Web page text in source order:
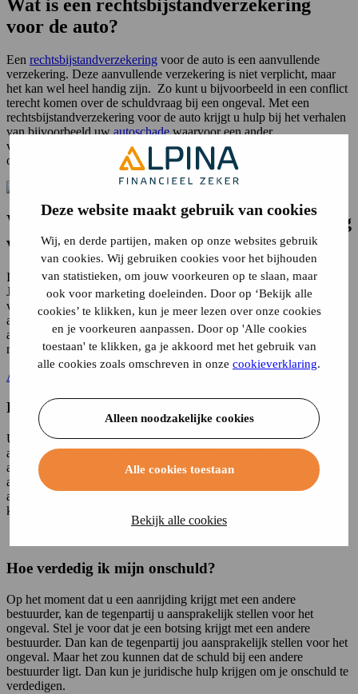
Deze website maakt gebruik van cookies
Wij, en derde partijen, maken op onze websites gebruik
van cookies. Wij gebruiken cookies voor het bijhouden
van statistieken, om jouw voorkeuren op te slaan, maar
ook voor marketing doeleinden. Door op ‘Bekijk alle
cookies’ te klikken, kun je meer lezen over onze cookies
en je voorkeuren aanpassen. Door op 'Alle cookies
toestaan' te klikken, ga je akkoord met het gebruik van
alle cookies zoals omschreven in onze cookieverklaring.
Alleen noodzakelijke cookies
Alle cookies toestaan
Bekijk alle cookies
Wat is een rechtsbijstandverzekering
voor de auto?
Een rechtsbijstandverzekering voor de auto is een aanvullende
verzekering. Deze aanvullende verzekering is niet verplicht, maar
het kan wel heel handig zijn. Zo kunt u bijvoorbeeld in een conflict
terecht komen over de schuldvraag bij een ongeval. Met een
rechtsbijstandverzekering voor de auto krijgt u hulp bij het verhalen
van bijvoorbeeld uwautoschadewaarvoor een ander
verantwoordelijk is. Daarbij dekt de rechtsbijstand autoverzekering
ook andere juridische conflicten die in het verkeer ontstaan.
Wanneer is een rechtsbijstandverzekering
voor een auto nodig?
In het verkeer kan er om diverse redenen een conflict ontstaan.
Juridische hulp is dan geen overbodige luxe. Niet alleen de kosten
van deskundigen en getuigen, maar ook gerechtskosten,
advocaatkosten kunnen daarmee vergoed worden. Hieronder een
aantal situaties waarin een rechtsbijstandverzekering voor de auto
nuttig is.
Autoverzekering afsluiten? Bereken jouw premie!
Hoe stel ik de tegenpartij aansprakelijk?
U bent aangereden, maar hebt zelf helemaal geen schuld aan de
aanrijding. Om uw schade vergoed te krijgen, moet u de tegenpartij
aansprakelijk stellen. Met juridische hulp kunt u de tegenpartij
aansprakelijk stellen voor het veroorzaken van zowel letselschade
als materiële schade. Als de tegenpartij als schuldige is aangewezen,
kunt u de opgelopen schade verhalen.
Hoe verdedig ik mijn onschuld?
Op het moment dat u een aanrijding krijgt met een andere
bestuurder, kan de tegenpartij u aansprakelijk stellen voor het
ongeval. Stel je voor dat je een botsing krijgt met een andere
bestuurder. Dan kan de tegenpartij jou aansprakelijk stellen voor het
ongeval. Maar het zou kunnen dat de schuld bij een andere
bestuurder ligt. Dan kun je juridische hulp krijgen om je onschuld te
verdedigen.